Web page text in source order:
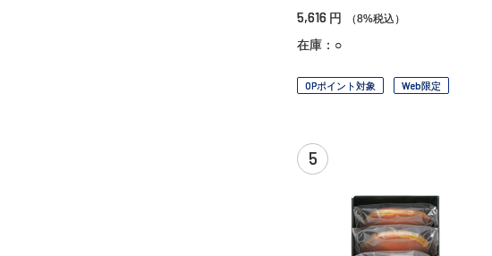
5,616 円 （8%税込）
在庫：○
OPポイント対象 Web限定
5